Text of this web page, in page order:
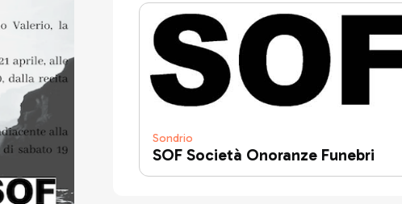
Sondrio
SOF Società Onoranze Funebri